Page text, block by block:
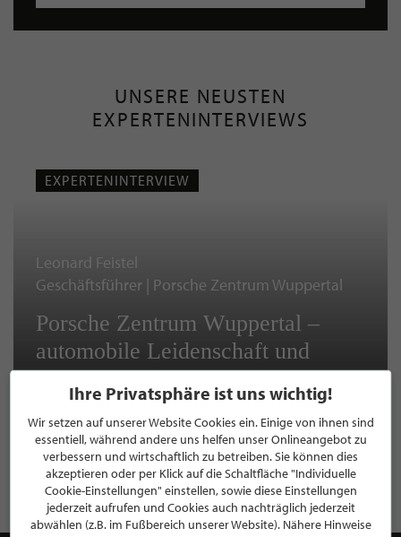
UNSERE NEUSTEN
EXPERTENINTERVIEWS
EXPERTENINTERVIEW
Leonard Feistel
Geschäftsführer | Porsche Zentrum Wuppertal
Porsche Zentrum Wuppertal –
automobile Leidenschaft und
persönliche Begegnungen!
WEITERE EXPERTENINTERVIEWS LESEN
Ihre Privatsphäre ist uns wichtig!
Wir setzen auf unserer Website Cookies ein. Einige von ihnen sind
essentiell, während andere uns helfen unser Onlineangebot zu
verbessern und wirtschaftlich zu betreiben. Sie können dies
akzeptieren oder per Klick auf die Schaltfläche "Individuelle
Cookie-Einstellungen" einstellen, sowie diese Einstellungen
jederzeit aufrufen und Cookies auch nachträglich jederzeit
abwählen (z.B. im Fußbereich unserer Website). Nähere Hinweise